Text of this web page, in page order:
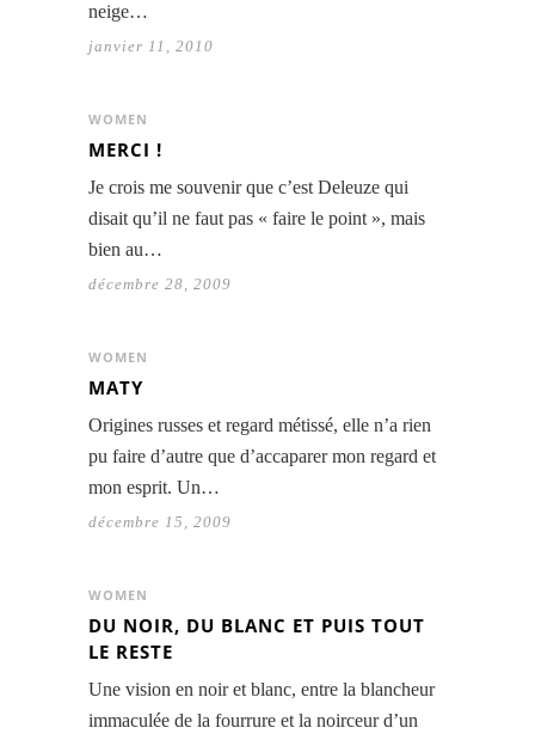
neige…
janvier 11, 2010
WOMEN
MERCI !
Je crois me souvenir que c’est Deleuze qui
disait qu’il ne faut pas « faire le point », mais
bien au…
décembre 28, 2009
WOMEN
MATY
Origines russes et regard métissé, elle n’a rien
pu faire d’autre que d’accaparer mon regard et
mon esprit. Un…
décembre 15, 2009
WOMEN
DU NOIR, DU BLANC ET PUIS TOUT
LE RESTE
Une vision en noir et blanc, entre la blancheur
immaculée de la fourrure et la noirceur d’un